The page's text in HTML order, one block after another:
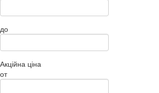
до
Акційна ціна
от